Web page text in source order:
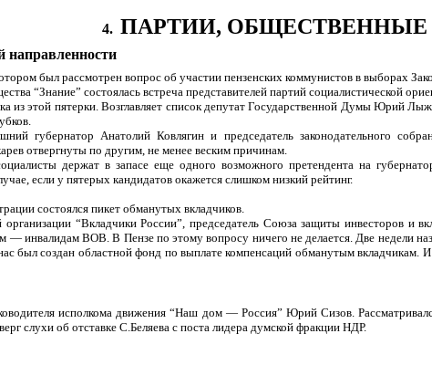
4. ПАРТИИ, ОБЩЕСТВЕННЫЕ
направленности
был рассмотрен вопрос об участии пензенских коммунистов в выборах
“Знание” состоялась встреча представителей партий социалистической
из этой пятерки. Возглавляет список депутат Государственной Думы Юрий
губернатор Анатолий Ковлягин и председатель законодательного
отвергнуты по другим, не менее веским причинам.
держат в запасе еще одного возможного претендента на
если у пятерых кандидатов окажется слишком низкий рейтинг.
состоялся пикет обманутых вкладчиков.
организации “Вкладчики России”, председатель Союза защиты инвесторов
— инвалидам ВОВ. В Пензе по этому вопросу ничего не делается. Две недели
был создан областной фонд по выплате компенсаций обманутым
исполкома движения “Наш дом — Россия” Юрий Сизов.
слухи об отставке С.Беляева с поста лидера думской фракции НДР.